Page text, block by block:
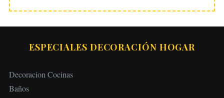
ESPECIALES DECORACIÓN HOGAR
Decoracion Cocinas
Baños